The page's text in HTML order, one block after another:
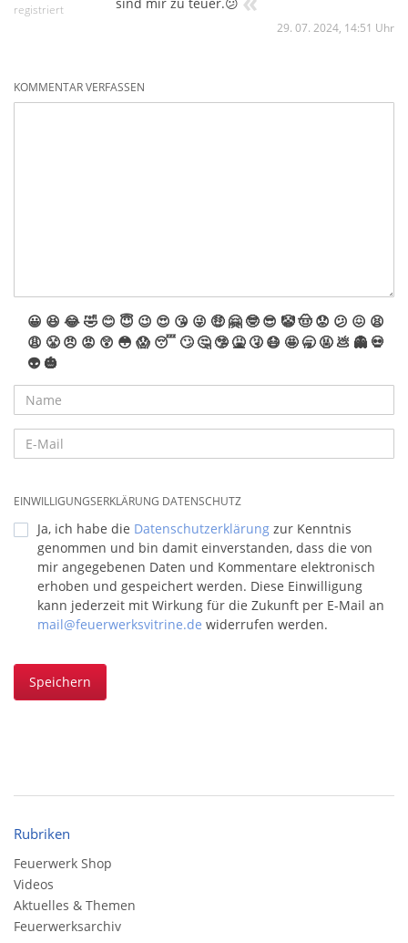
registriert
29. 07. 2024, 14:51 Uhr
KOMMENTAR VERFASSEN
😀 😆 😂🤣 😊 😇 😉 😍 😘 😜 🤑 🤗 🤓 😎 🤡🤠 😟 😕 😖 😫
😩 😤 😠 😡 😲 😳 😱 😴 🙄 🤔 🤥 🤮 🤧 😷 🤩 🥱 🤬 💩 👻 💀
👽 🎃
EINWILLIGUNGSERKLÄRUNG DATENSCHUTZ
Ja, ich habe die Datenschutzerklärung zur Kenntnis
genommen und bin damit einverstanden, dass die von
mir angegebenen Daten und Kommentare elektronisch
erhoben und gespeichert werden. Diese Einwilligung
kann jederzeit mit Wirkung für die Zukunft per E-Mail an
mail@feuerwerksvitrine.de widerrufen werden.
Speichern
Rubriken
Feuerwerk Shop
Videos
Aktuelles & Themen
Feuerwerksarchiv